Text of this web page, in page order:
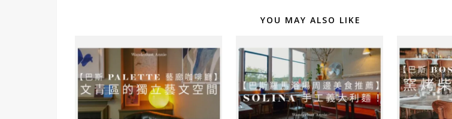
YOU MAY ALSO LIKE